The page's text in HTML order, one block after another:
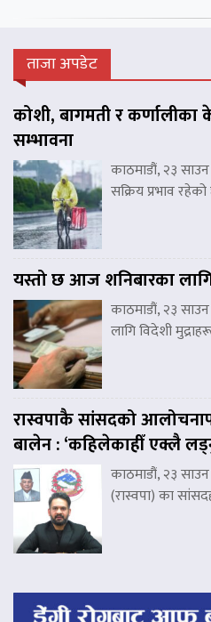
ताजा अपडेट
कोशी, बागमती र कर्णालीका
सम्भावना
काठमाडौं, २३
सक्रिय प्रभाव
यस्तो छ आज शनिबारका लागि
काठमाडौं, २३
लागि विदेशी
रास्वपाकै सांसदको
बालेन : ‘कहिलेकाहीँ एक्लै
काठमाडौं, २३ साउन
(रास्वपा) का